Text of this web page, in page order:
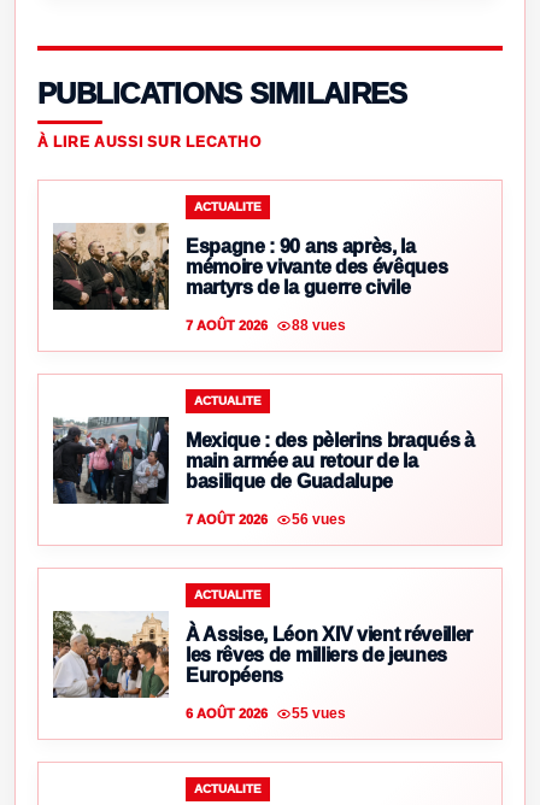
PUBLICATIONS SIMILAIRES
À LIRE AUSSI SUR LECATHO
ACTUALITE
Espagne : 90 ans après, la
mémoire vivante des évêques
martyrs de la guerre civile
7 AOÛT 2026 88 vues
ACTUALITE
Mexique : des pèlerins braqués à
main armée au retour de la
basilique de Guadalupe
7 AOÛT 2026 56 vues
ACTUALITE
À Assise, Léon XIV vient réveiller
les rêves de milliers de jeunes
Européens
6 AOÛT 2026 55 vues
ACTUALITE